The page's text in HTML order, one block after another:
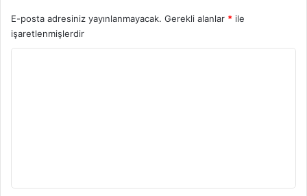
E-posta adresiniz yayınlanmayacak. Gerekli alanlar * ile
işaretlenmişlerdir